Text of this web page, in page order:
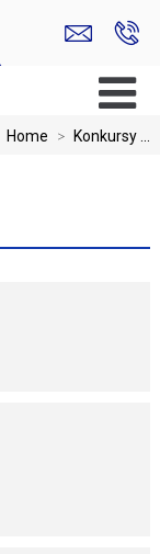
Home > Konkursy ...